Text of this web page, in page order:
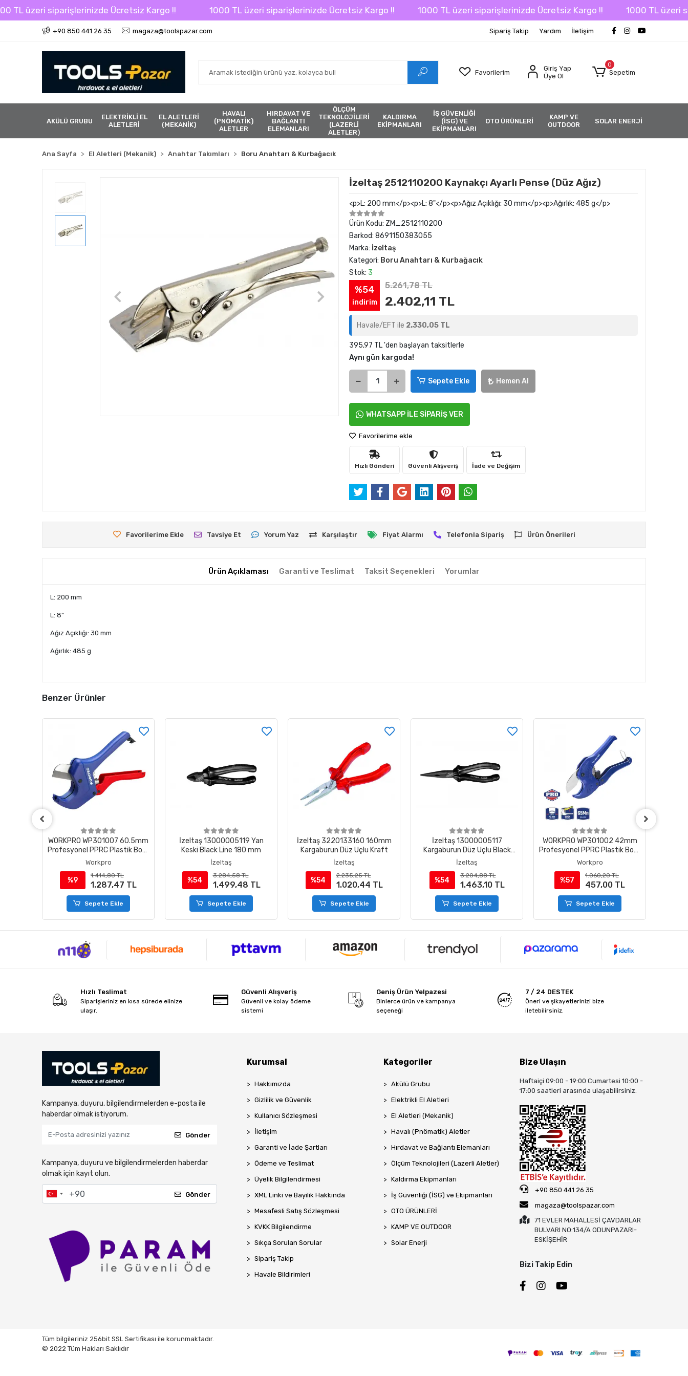
üzeri siparişlerinizde Ücretsiz Kargo !! 1000 TL üzeri siparişlerinizde Ücretsiz Kargo !! 1000 TL üzeri siparişlerinizde Ücretsiz Kargo !! 1000 TL üzeri
+90 850 441 26 35 magaza@toolspazar.com Sipariş Takip Yardım İletişim
Favorilerim
Giriş Yap
Üye Ol
0
Sepetim
AKÜLÜ GRUBU
ELEKTRİKLİ EL
ALETLERİ
EL ALETLERİ
(MEKANİK)
HAVALI
(PNÖMATİK)
ALETLER
HIRDAVAT VE
BAĞLANTI
ELEMANLARI
ÖLÇÜM
TEKNOLOJİLERİ
(LAZERLİ
ALETLER)
KALDIRMA
EKİPMANLARI
İŞ GÜVENLİĞİ
(İSG) VE
EKİPMANLARI
OTO ÜRÜNLERİ
KAMP VE
OUTDOOR
SOLAR ENERJİ
Ana Sayfa El Aletleri (Mekanik) Anahtar Takımları Boru Anahtarı & Kurbağacık
İzeltaş 2512110200 Kaynakçı Ayarlı Pense (Düz Ağız)
<p>L: 200 mm</p><p>L: 8"</p><p>Ağız Açıklığı: 30 mm</p><p>Ağırlık: 485 g</p>
Ürün Kodu: ZM_2512110200
Barkod: 8691150383055
Marka: İzeltaş
Kategori: Boru Anahtarı & Kurbağacık
Stok: 3
%54
indirim
5.261,78 TL
2.402,11 TL
Havale/EFT ile 2.330,05 TL
395,97 TL 'den başlayan taksitlerle
Aynı gün kargoda!
Sepete Ekle Hemen Al
WHATSAPP İLE SİPARİŞ VER
Favorilerime ekle
Hızlı Gönderi Güvenli Alışveriş İade ve Değişim
Favorilerime Ekle Tavsiye Et Yorum Yaz Karşılaştır Fiyat Alarmı Telefonla Sipariş Ürün Önerileri
Ürün Açıklaması Garanti ve Teslimat Taksit Seçenekleri Yorumlar
L: 200 mm
L: 8"
Ağız Açıklığı: 30 mm
Ağırlık: 485 g
Benzer Ürünler
WORKPRO WP301007 60.5mm
Profesyonel PPRC Plastik Boru
Kesme Makası
Workpro
%9
1.414,80 TL
1.287,47 TL
Sepete Ekle
İzeltaş 13000005119 Yan
Keski Black Line 180 mm
İzeltaş
%54
3.284,58 TL
1.499,48 TL
Sepete Ekle
İzeltaş 3220133160 160mm
Kargaburun Düz Uçlu Kraft
İzeltaş
%54
2.235,25 TL
1.020,44 TL
Sepete Ekle
İzeltaş 13000005117
Kargaburun Düz Uçlu Black
Line 180 mm
İzeltaş
%54
3.204,88 TL
1.463,10 TL
Sepete Ekle
WORKPRO WP301002 42mm
Profesyonel PPRC Plastik Boru
Kesme Makası
Workpro
%57
1.060,20 TL
457,00 TL
Sepete Ekle
Hızlı Teslimat
Siparişleriniz en kısa sürede elinize
ulaşır.
Güvenli Alışveriş
Güvenli ve kolay ödeme
sistemi
Geniş Ürün Yelpazesi
Binlerce ürün ve kampanya
seçeneği
7 / 24 DESTEK
Öneri ve şikayetlerinizi bize
iletebilirsiniz.
Kampanya, duyuru, bilgilendirmelerden e-posta ile
haberdar olmak istiyorum.
Gönder
Kampanya, duyuru ve bilgilendirmelerden haberdar
olmak için kayıt olun.
Gönder
Kurumsal
Hakkımızda
Gizlilik ve Güvenlik
Kullanıcı Sözleşmesi
İletişim
Garanti ve İade Şartları
Ödeme ve Teslimat
Üyelik Bilgilendirmesi
XML Linki ve Bayilik Hakkında
Mesafesli Satış Sözleşmesi
KVKK Bilgilendirme
Sıkça Sorulan Sorular
Sipariş Takip
Havale Bildirimleri
Kategoriler
Akülü Grubu
Elektrikli El Aletleri
El Aletleri (Mekanik)
Havalı (Pnömatik) Aletler
Hırdavat ve Bağlantı Elemanları
Ölçüm Teknolojileri (Lazerli Aletler)
Kaldırma Ekipmanları
İş Güvenliği (İSG) ve Ekipmanları
OTO ÜRÜNLERİ
KAMP VE OUTDOOR
Solar Enerji
Bize Ulaşın
Haftaiçi 09:00 - 19:00 Cumartesi 10:00 -
17:00 saatleri arasında ulaşabilirsiniz.
+90 850 441 26 35
magaza@toolspazar.com
71 EVLER MAHALLESİ ÇAVDARLAR
BULVARI NO:134/A ODUNPAZARI-
ESKİŞEHİR
Bizi Takip Edin
Tüm bilgileriniz 256bit SSL Sertifikası ile korunmaktadır.
© 2022 Tüm Hakları Saklıdır